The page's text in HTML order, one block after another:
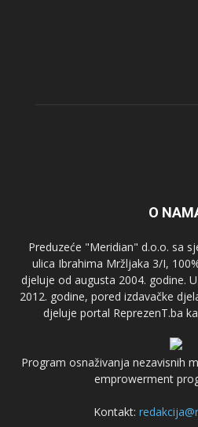
O
Preduzeće "Meridian" d.o.o. sa
ulica Ibrahima Mržljaka 3/I,
djeluje od augusta 2004. godine.
2012. godine, pored izdavačke
djeluje portal ReprezenT.ba
Program osnaživanja nezavisnih
emprowerment
Kontakt: